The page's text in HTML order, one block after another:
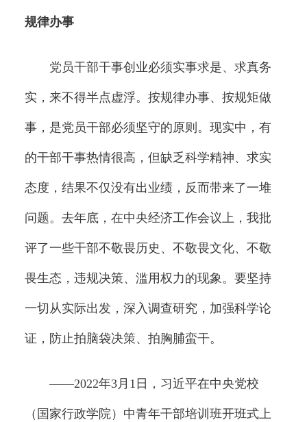
规律办事
党员干部干事创业必须实事求是、求真务
实，来不得半点虚浮。按规律办事、按规矩做
事，是党员干部必须坚守的原则。现实中，有
的干部干事热情很高，但缺乏科学精神、求实
态度，结果不仅没有出业绩，反而带来了一堆
问题。去年底，在中央经济工作会议上，我批
评了一些干部不敬畏历史、不敬畏文化、不敬
畏生态，违规决策、滥用权力的现象。要坚持
一切从实际出发，深入调查研究，加强科学论
证，防止拍脑袋决策、拍胸脯蛮干。
——2022年3月1日，习近平在中央党校
（国家行政学院）中青年干部培训班开班式上